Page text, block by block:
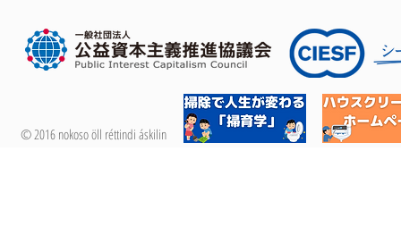
© 2016 nokoso öll réttindi áskilin